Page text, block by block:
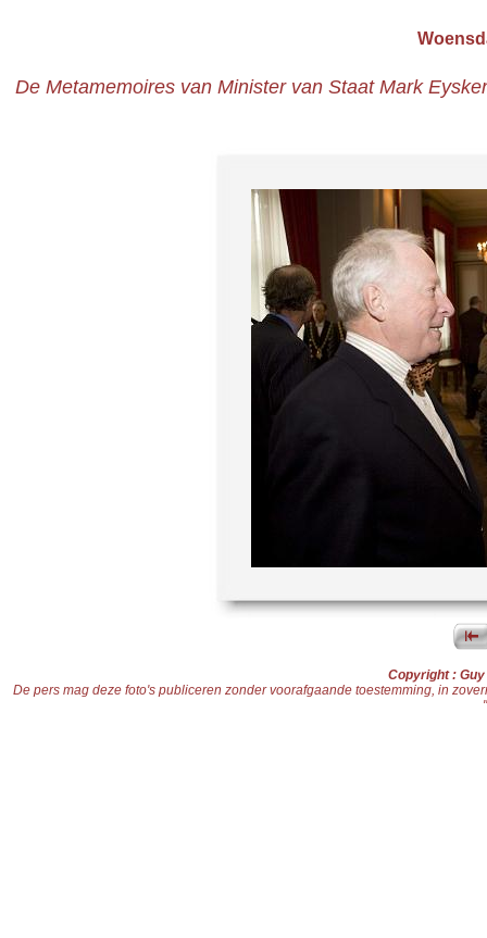
De Metamemoires van Minister van Staat Mark
Copyright :
De pers mag deze foto's publiceren zonder voorafgaande toestemming, in